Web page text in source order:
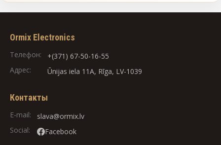
Ormix Electronics
Телефон:
+(371) 67-50-16-55
Адрес:
Ūnijas iela 11A, Rīga, LV-1039
Контакты
E-mail:
slava@ormix.lv
Social:
Facebook